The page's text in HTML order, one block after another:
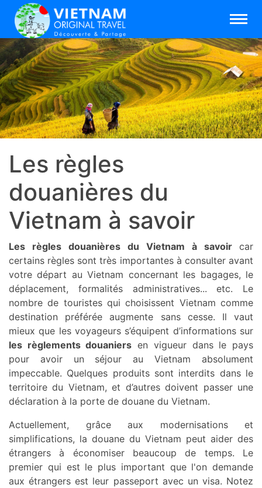
Les règles
douanières du
Vietnam à savoir
Les règles douanières du Vietnam à savoir car
certains règles sont très importantes à consulter avant
votre départ au Vietnam concernant les bagages, le
déplacement, formalités administratives... etc. Le
nombre de touristes qui choisissent Vietnam comme
destination préférée augmente sans cesse. Il vaut
mieux que les voyageurs s’équipent d’informations sur
les règlements douaniers en vigueur dans le pays
pour avoir un séjour au Vietnam absolument
impeccable. Quelques produits sont interdits dans le
territoire du Vietnam, et d’autres doivent passer une
déclaration à la porte de douane du Vietnam.
Actuellement, grâce aux modernisations et
simplifications, la douane du Vietnam peut aider des
étrangers à économiser beaucoup de temps. Le
premier qui est le plus important que l'on demande
aux étrangers est leur passeport avec un visa. Notez